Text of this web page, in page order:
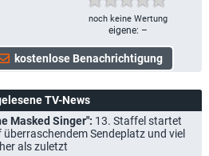
noch keine Wertung
eigene: –
TV-News
Masked Singer": 13. Staffel startet
überraschendem Sendeplatz und viel
als zuletzt